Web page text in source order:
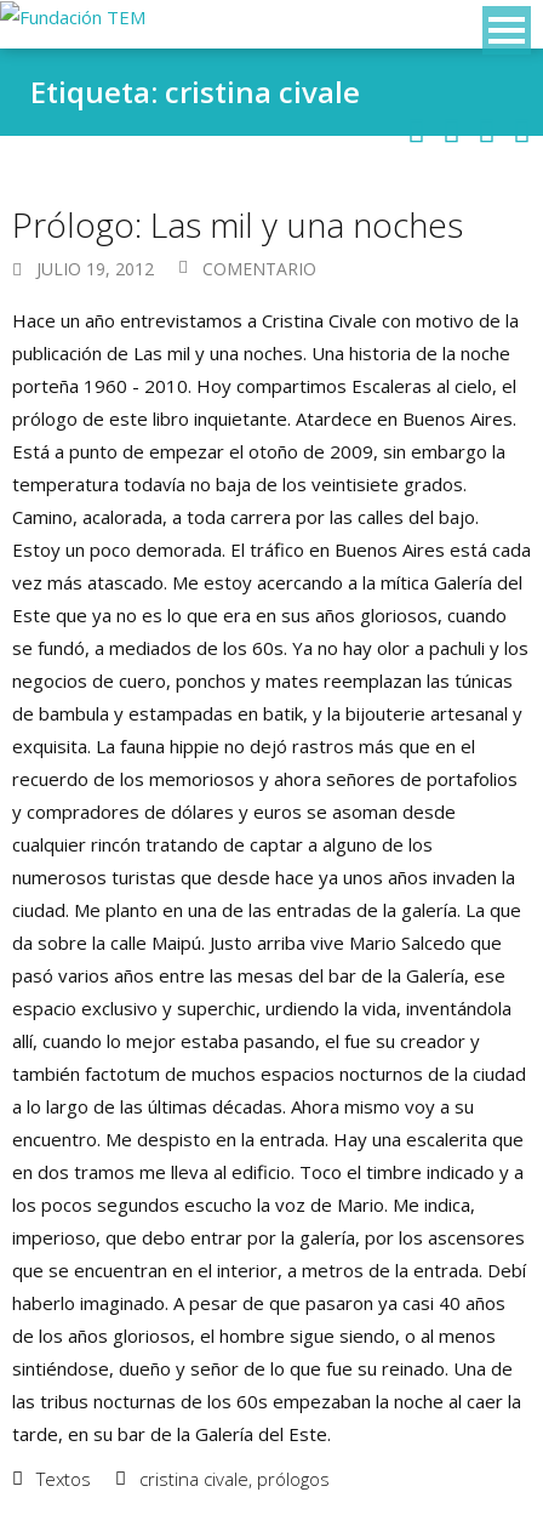
Etiqueta: cristina civale
Prólogo: Las mil y una noches
JULIO 19, 2012 COMENTARIO
Hace un año entrevistamos a Cristina Civale con motivo de la
publicación de Las mil y una noches. Una historia de la noche
porteña 1960 - 2010. Hoy compartimos Escaleras al cielo, el
prólogo de este libro inquietante. Atardece en Buenos Aires.
Está a punto de empezar el otoño de 2009, sin embargo la
temperatura todavía no baja de los veintisiete grados.
Camino, acalorada, a toda carrera por las calles del bajo.
Estoy un poco demorada. El tráfico en Buenos Aires está cada
vez más atascado. Me estoy acercando a la mítica Galería del
Este que ya no es lo que era en sus años gloriosos, cuando
se fundó, a mediados de los 60s. Ya no hay olor a pachuli y los
negocios de cuero, ponchos y mates reemplazan las túnicas
de bambula y estampadas en batik, y la bijouterie artesanal y
exquisita. La fauna hippie no dejó rastros más que en el
recuerdo de los memoriosos y ahora señores de portafolios
y compradores de dólares y euros se asoman desde
cualquier rincón tratando de captar a alguno de los
numerosos turistas que desde hace ya unos años invaden la
ciudad. Me planto en una de las entradas de la galería. La que
da sobre la calle Maipú. Justo arriba vive Mario Salcedo que
pasó varios años entre las mesas del bar de la Galería, ese
espacio exclusivo y superchic, urdiendo la vida, inventándola
allí, cuando lo mejor estaba pasando, el fue su creador y
también factotum de muchos espacios nocturnos de la ciudad
a lo largo de las últimas décadas. Ahora mismo voy a su
encuentro. Me despisto en la entrada. Hay una escalerita que
en dos tramos me lleva al edificio. Toco el timbre indicado y a
los pocos segundos escucho la voz de Mario. Me indica,
imperioso, que debo entrar por la galería, por los ascensores
que se encuentran en el interior, a metros de la entrada. Debí
haberlo imaginado. A pesar de que pasaron ya casi 40 años
de los años gloriosos, el hombre sigue siendo, o al menos
sintiéndose, dueño y señor de lo que fue su reinado. Una de
las tribus nocturnas de los 60s empezaban la noche al caer la
tarde, en su bar de la Galería del Este.
Textos
cristina civale, prólogos